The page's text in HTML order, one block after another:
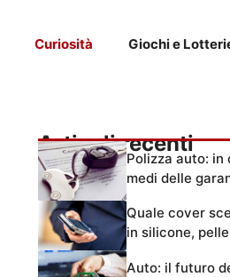
Curiosità Giochi e
Articoli recenti
Polizza auto:
medi delle
Quale cover
in silicone,
Auto: il futuro